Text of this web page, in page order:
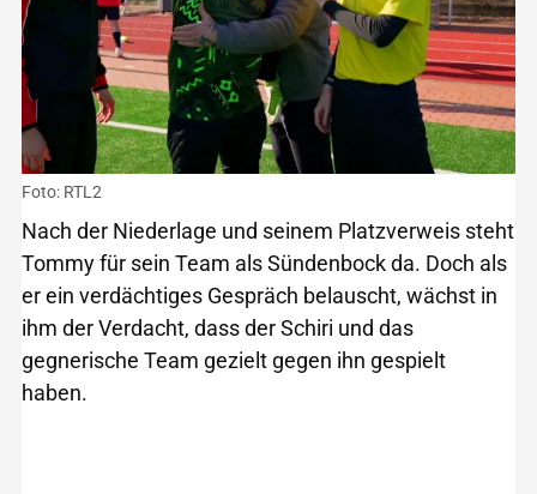
Foto: RTL2
Nach der Niederlage und seinem Platzverweis steht
Tommy für sein Team als Sündenbock da. Doch als
er ein verdächtiges Gespräch belauscht, wächst in
ihm der Verdacht, dass der Schiri und das
gegnerische Team gezielt gegen ihn gespielt
haben.